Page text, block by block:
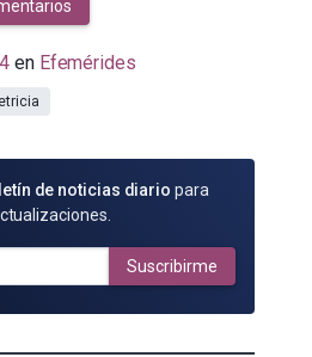
en Efemérides
de noticias diario para
Suscribirme